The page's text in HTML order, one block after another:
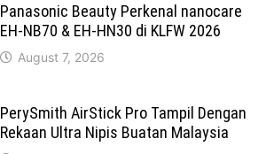
Panasonic Beauty Perkenal nanocare
EH-NB70 & EH-HN30 di KLFW 2026
August 7, 2026
PerySmith AirStick Pro Tampil Dengan
Rekaan Ultra Nipis Buatan Malaysia